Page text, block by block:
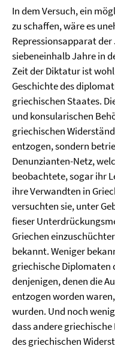
In dem Versuch, ein
zu schaffen, wäre es
Repressionsapparat
siebeneinhalb Jahre in
Zeit der Diktatur ist
Geschichte des
griechischen Staates.
und konsularischen
griechischen
entzogen, sondern
Denunzianten-Netz,
beobachtete, sogar ihr
ihre Verwandten in
versuchten sie, unter
fieser
Griechen
bekannt. Weniger
griechische Diplomaten
denjenigen, denen die
entzogen worden
wurden. Und noch
dass andere
des griechischen